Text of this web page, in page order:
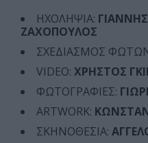
ΗΧΟΛΗΨΙΑ:
ΖΑΧΟΠΟΥΛΟΣ
ΣΧΕΔΙΑΣΜΟΣ
VIDEO: ΧΡΗΣΤΟΣ
ΦΩΤΟΓΡΑΦΙΕΣ:
ARTWORK:
ΣΚΗΝΟΘΕΣΙΑ: